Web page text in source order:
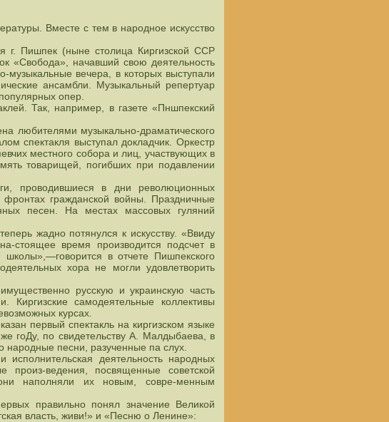
Вместе с тем в народное искусство
г. Пишпек (ныне столица Киргизской ССР
«Свобода», начавший свою деятельность
музыкальные вечера, в которых выступали
ансамбли. Музыкальный репертуар
опер.
Так, например, в газете «Пншпекский
любителями музыкально-драматического
спектакля выступал докладчик. Оркестр
местного собора и лиц, участвующих в
товарищей, погибших при подавлении
проводившиеся в дни революционных
гражданской войны. Праздничные
песен. На местах массовых гуляний
жадно потянулся к искусству. «Ввиду
стоящее время производится подсчет в
в отчете Пишпекского
хора не могли удовлетворить
русскую и украинскую часть
Киргизские самодеятельные коллективы
курсах.
первый спектакль на киргизском языке
гоДу, по свидетельству А. Малдыбаева, в
песни, разученные па слух.
исполнительская деятельность народных
ведения, посвященные советской
наполняли их новым, совре-менным
правильно понял значение Великой
власть, живи!» и «Песню о Ленине»: